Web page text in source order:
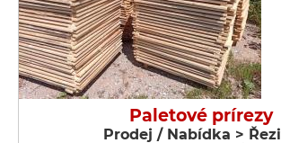
Paletové prírezy
Prodej / Nabídka >